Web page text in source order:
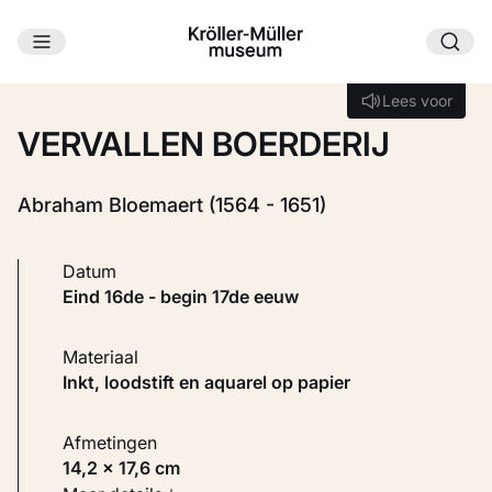
Ga naar hoofdinhoud
Lees voor
Lees voor
VERVALLEN BOERDERIJ
Abraham Bloemaert (1564 - 1651)
Datum
eind 16de - begin 17de eeuw
Materiaal
Inkt, loodstift en aquarel op papier
Afmetingen
14,2 × 17,6 cm